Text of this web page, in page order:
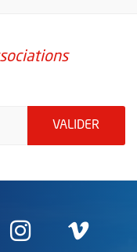
VALIDER
fenêtre
nouvelle
une
Instagram
, Ouvre
,